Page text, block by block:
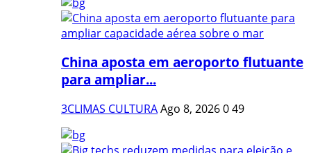
China aposta em aeroporto flutuante
para ampliar...
3CLIMAS CULTURAAgo 8, 2026049